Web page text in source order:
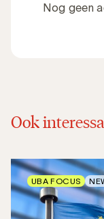
Nog geen
Ook
UBA FOCUS